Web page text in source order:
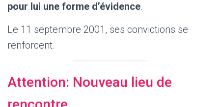
pour lui une forme d’évidence.
Le 11 septembre 2001, ses convictions se
renforcent.
Attention: Nouveau lieu de